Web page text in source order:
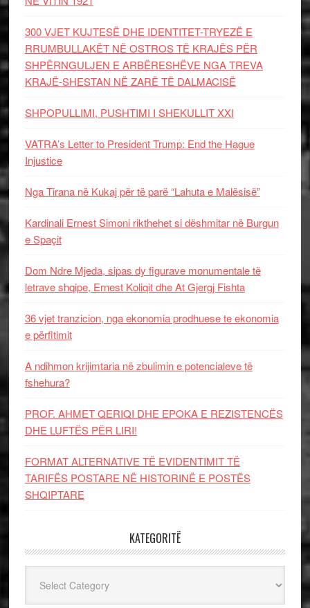
300 VJET KUJTESË DHE IDENTITET-TRYEZË E
RRUMBULLAKËT NË OSTROS TË KRAJËS PËR
SHPËRNGULJEN E ARBËRESHËVE NGA TREVA
KRAJË-SHESTAN NË ZARË TË DALMACISË
SHPOPULLIMI, PUSHTIMI I SHEKULLIT XXI
VATRA’s Letter to President Trump: End the Hague
Injustice
Nga Tirana në Kukaj për të parë “Lahuta e Malësisë”
Kardinali Ernest Simoni rikthehet si dëshmitar në Burgun
e Spaçit
Dom Ndre Mjeda, sipas dy figurave monumentale të
letrave shqipe, Ernest Koliqit dhe At Gjergj Fishta
36 vjet tranzicion, nga ekonomia prodhuese te ekonomia
e përfitimit
A ndihmon krijimtaria në zbulimin e potencialeve të
fshehura?
PROF. AHMET QERIQI DHE EPOKA E REZISTENCЁS
DHE LUFTЁS PЁR LIRI!
FORMAT ALTERNATIVE TË EVIDENTIMIT TË
TARIFËS POSTARE NË HISTORINË E POSTËS
SHQIPTARE
KATEGORITË